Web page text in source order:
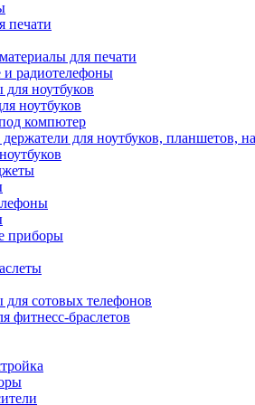
печати
для печати
радиотелефоны
для ноутбуков
ноутбуков
компютер
для ноутбуков, планшетов,
приборы
для сотовых телефонов
фитнесс-браслетов